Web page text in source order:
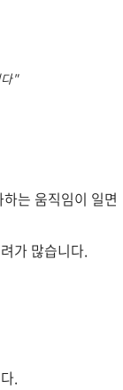
"
는 움직임이 일면
가 많습니다.
.